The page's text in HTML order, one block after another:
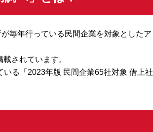
毎年行っている民間企業を対象としたア
されています。
る「2023年版 民間企業65社対象 借上社